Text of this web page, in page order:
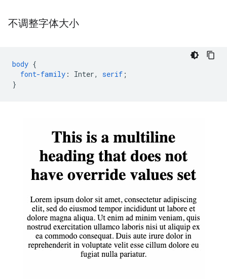
不调整字体大小
body {
font-family : Inter, serif ;
}